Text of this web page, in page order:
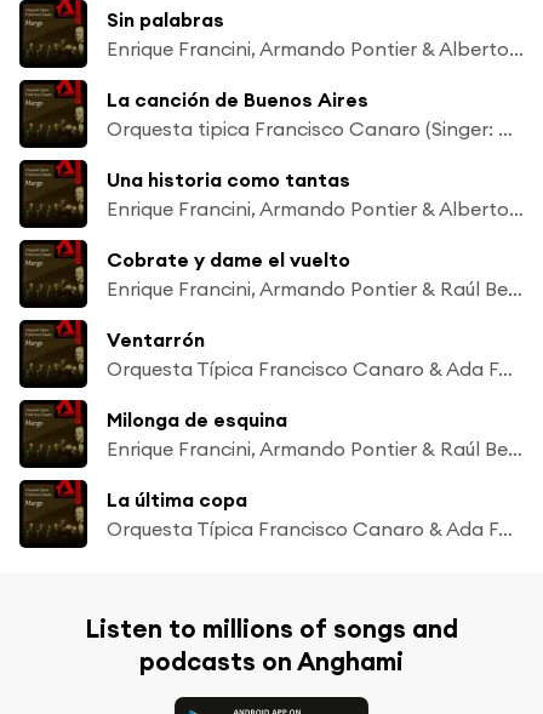
Sin palabras
Enrique Francini, Armando Pontier & Alberto Podestá
La canción de Buenos Aires
Orquesta tipica Francisco Canaro (Singer: Roberto Maida)
Una historia como tantas
Enrique Francini, Armando Pontier & Alberto Podestá
Cobrate y dame el vuelto
Enrique Francini, Armando Pontier & Raúl Berón
Ventarrón
Orquesta Típica Francisco Canaro & Ada Falcón
Milonga de esquina
Enrique Francini, Armando Pontier & Raúl Berón
La última copa
Orquesta Típica Francisco Canaro & Ada Falcón
Listen to millions of songs and
podcasts on Anghami